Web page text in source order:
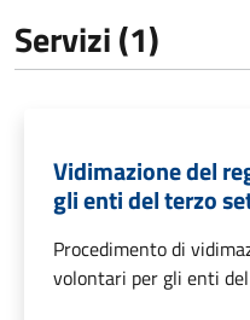
Servizi (1)
Vidimazione del
gli enti del terzo
Procedimento di
volontari per gli enti